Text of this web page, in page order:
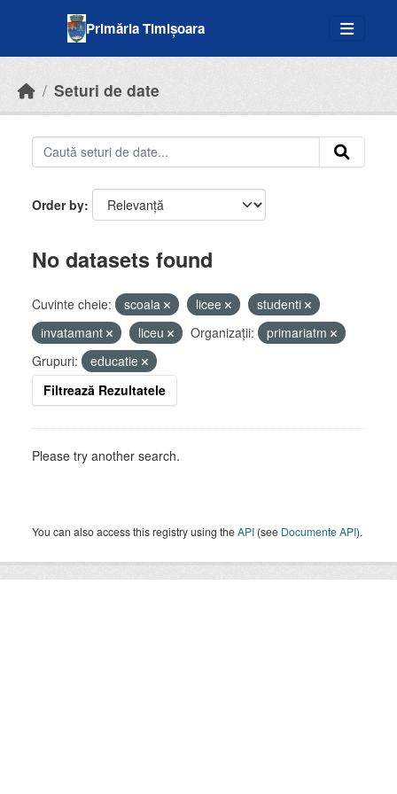
Primăria Timișoara
Seturi de date
Order by
No datasets found
Cuvinte cheie: scoala licee
studenti
invatamant
liceu Organizații:
primariatm
Grupuri:
educatie
Filtrează Rezultatele
Please try another search.
You can also access this registry using theAPI (see Documente API).